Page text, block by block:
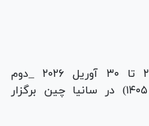
بازی‌های آسیایی ساحلی از ۲۲ تا ۳۰ آوریل ۲۰۲۶ _دوم
اردیبهشت تا دهم اردیبهشت ۱۴۰۵) در سانیا چین برگزار